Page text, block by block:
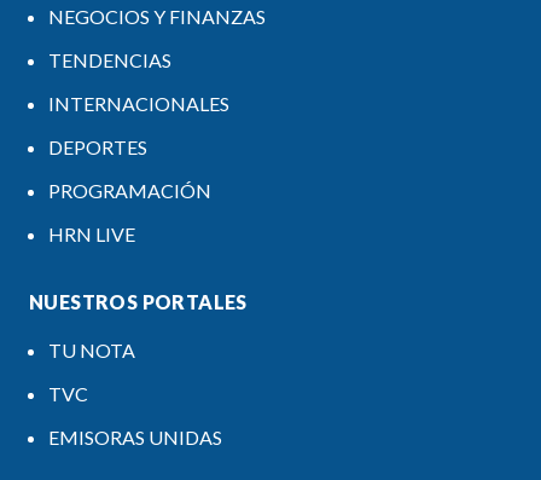
NEGOCIOS Y FINANZAS
TENDENCIAS
INTERNACIONALES
DEPORTES
PROGRAMACIÓN
HRN LIVE
NUESTROS PORTALES
TU NOTA
TVC
EMISORAS UNIDAS